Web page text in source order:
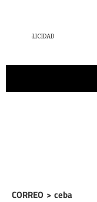
CORREO > ceba